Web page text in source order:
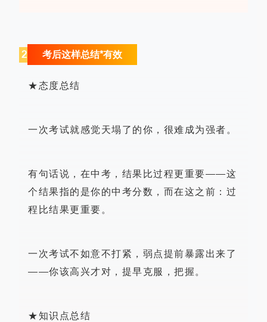
2 考后这样总结*有效
★态度总结
一次考试就感觉天塌了的你，很难成为强者。
有句话说，在中考，结果比过程更重要——这
个结果指的是你的中考分数，而在这之前：过
程比结果更重要。
一次考试不如意不打紧，弱点提前暴露出来了
——你该高兴才对，提早克服，把握。
★知识点总结